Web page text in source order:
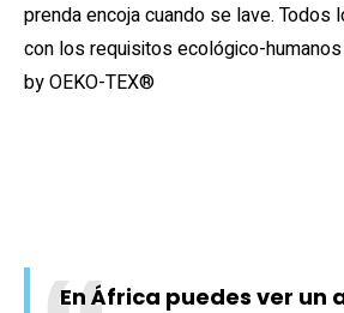
prenda encoja cuando se lave. Todos
con los requisitos ecológico-
by OEKO-TEX®
En África puedes ver un